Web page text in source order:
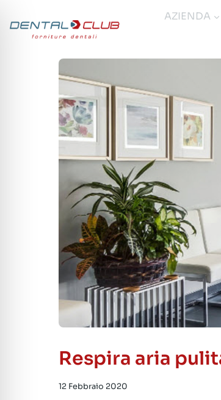
contenuto
AZIENDA
Respira aria
12 Febbraio 2020